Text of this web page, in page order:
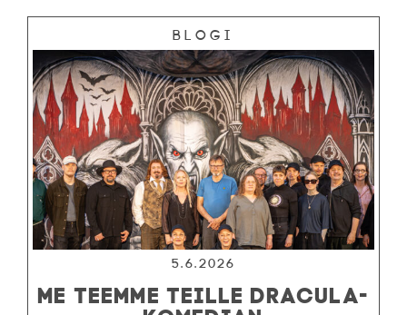
Blogi
5.6.2026
ME TEEMME TEILLE DRACULA-